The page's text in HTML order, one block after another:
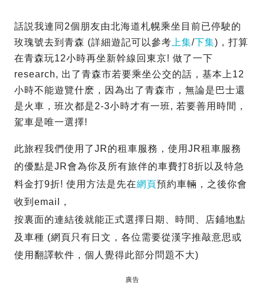
話説我連同2個朋友由北海道札幌乘坐目前已停駛的
玫瑰號去到青森 (詳細遊記可以參考 上集/下集)，打算
在青森玩12小時再坐新幹線回東京! 做了一下
research, 出了青森市若要乘坐公交的話，基本上12
小時不能遊覽什麽，因為出了青森市，無論是巴士還
是火車，班次都是2-3小時才有一班, 若要善用時間，
駕車是唯一選擇!
此旅程我們使用了JR的租車服務，使用JR租車服務
的優點是JR會為你及所有旅伴的車費打8折以及特急
料金打9折! 使用方法是先在網頁預約車輛，之後你會
收到email，
按裏面的連結後就能正式選擇日期、時間、店鋪地點
及車種 (網頁只有日文，各位需要從漢字推敲意思或
使用翻譯軟件，個人覺得此部分問題不大)
廣告